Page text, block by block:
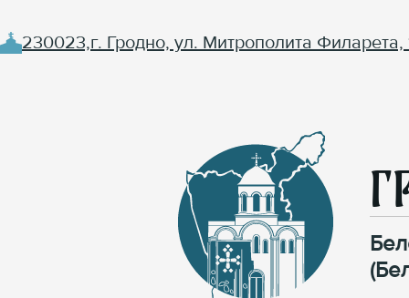
230023,г. Гродно, ул. Митрополита Филарета,